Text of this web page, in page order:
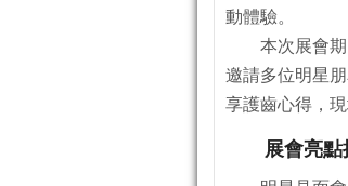
動體驗。
本次展會
邀請多位明星
享護齒心得，
展會亮點